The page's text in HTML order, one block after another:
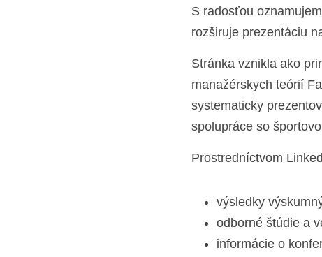
S radosťou
rozširuje prezentáciu
Stránka vznikla ako
manažérskych teórií
systematicky
spolupráce so
Prostredníctvom
výsledky
odborné štúdie a
informácie o